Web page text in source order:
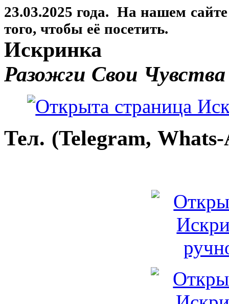
23.03.2025 года. На нашем
того, чтобы её посетить.
Искринка
Разожги Свои Чувства
Тел. (Telegram,